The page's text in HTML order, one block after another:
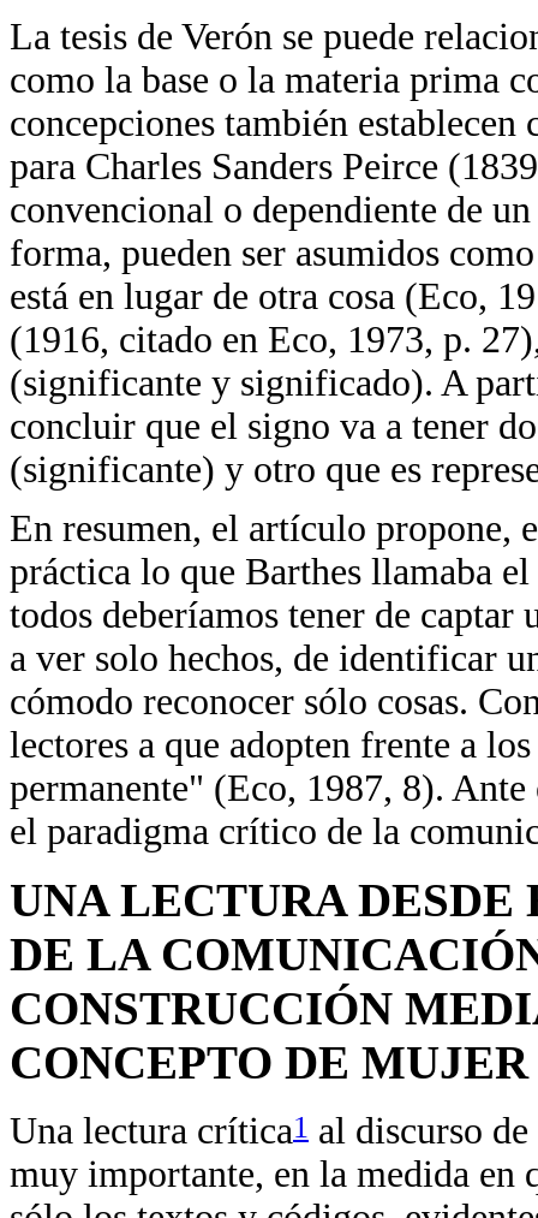
La tesis de Verón se puede
como la base o la materia prima
concepciones también
para Charles Sanders Peirce
convencional o dependiente de
forma, pueden ser asumidos
está en lugar de otra cosa (Eco,
(1916, citado en Eco, 1973, p.
(significante y significado). A
concluir que el signo va a tener
(significante) y otro que es
En resumen, el artículo propone,
práctica lo que Barthes llamaba
todos deberíamos tener de captar
a ver solo hechos, de identificar
cómodo reconocer sólo cosas.
lectores a que adopten frente a
permanente" (Eco, 1987, 8).
el paradigma crítico de la
UNA LECTURA
DE LA
CONSTRUCCIÓN
CONCEPTO DE MUJER
Una lectura crítica1 al discurso
muy importante, en la medida en